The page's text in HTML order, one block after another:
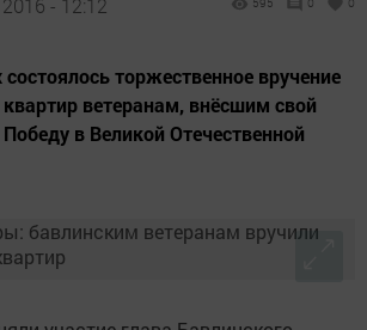
- 12:12 595 0 0
торжественное вручение
ветеранам, внёсшим свой
в Великой Отечественной